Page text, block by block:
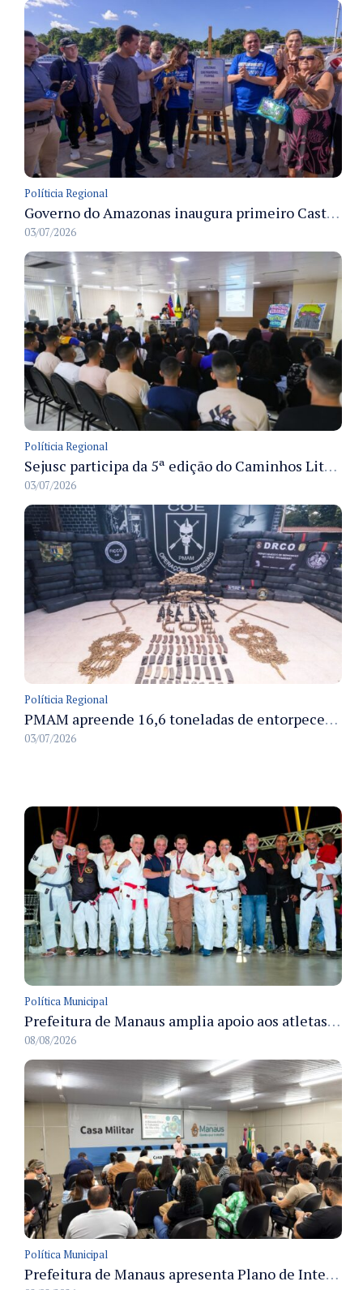
Políticia Regional
Governo do Amazonas inaugura primeiro Castramóvel Fluvial para atendimento veterinário às comunidades ribeirinhas e castração gratuita
03/07/2026
Políticia Regional
Sejusc participa da 5ª edição do Caminhos Literários com foco na cultura hip-hop nas unidades socioeducativas
03/07/2026
Políticia Regional
PMAM apreende 16,6 toneladas de entorpecentes e registra aumento nas prisões em flagrante e nas capturas de foragidos no primeiro semestre de 2026
03/07/2026
Política Municipal
Prefeitura de Manaus amplia apoio aos atletas de 100 para 150 beneficiados a partir do próximo ano
08/08/2026
Política Municipal
Prefeitura de Manaus apresenta Plano de Integridade da CGM e qualifica servidores para governança e conformidade no biênio 2027-2028